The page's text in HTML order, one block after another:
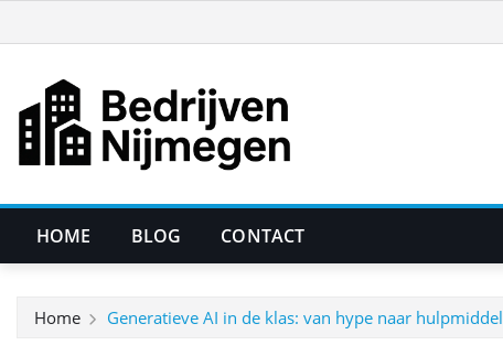
naar
inhoud
HOME BLOG CONTACT
Home Generatieve AI in de klas: van hype naar hulpmiddel